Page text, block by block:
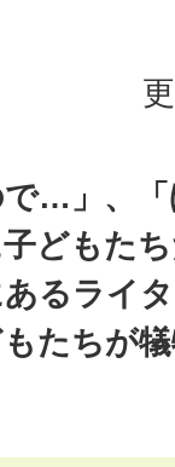
で…」、
どもた
るライ
たちが